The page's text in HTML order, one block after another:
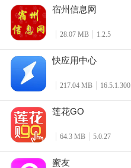
宿州信息网
28.07 MB 1.2.5
快应用中心
217.04 MB 16.5.1.300
莲花GO
64.3 MB 5.0.27
蜜友